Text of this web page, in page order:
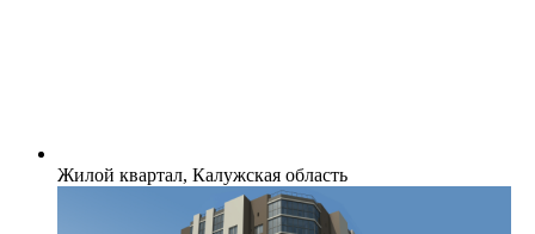
Жилой квартал, Калужская область